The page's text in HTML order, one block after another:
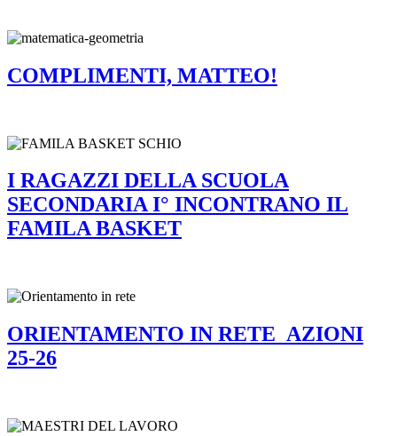
COMPLIMENTI, MATTEO!
I RAGAZZI DELLA SCUOLA
SECONDARIA I° INCONTRANO IL
FAMILA BASKET
ORIENTAMENTO IN RETE_AZIONI
25-26